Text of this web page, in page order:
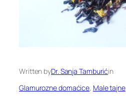
Written byDr. Sanja Tamburićin
Glamurozne domaćice, Male tajne